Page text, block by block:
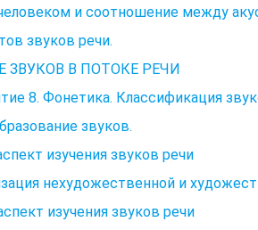
и соотношение между
звуков речи.
ЗВУКОВ В ПОТОКЕ РЕЧИ
8. Фонетика. Классификация
звуков.
изучения звуков речи
нехудожественной и
изучения звуков речи